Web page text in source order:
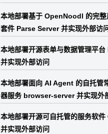
本地部署基于 OpenNoodl 的完整
套件 Parse Server 并实现外部访
本地部署开源表单与数据管理平
并实现外部访问
本地部署面向 AI Agent 的自托管
器服务 browser-server 并实现外
本地部署开源可自托管的服务软
并实现外部访问